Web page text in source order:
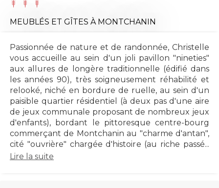
MEUBLÉS ET GÎTES À MONTCHANIN
Passionnée de nature et de randonnée, Christelle
vous accueille au sein d'un joli pavillon "nineties"
aux allures de longère traditionnelle (édifié dans
les années 90), très soigneusement réhabilité et
relooké, niché en bordure de ruelle, au sein d'un
paisible quartier résidentiel (à deux pas d'une aire
de jeux communale proposant de nombreux jeux
d'enfants), bordant le pittoresque centre-bourg
commerçant de Montchanin au "charme d'antan",
cité "ouvrière" chargée d'histoire (au riche passé...
Lire la suite